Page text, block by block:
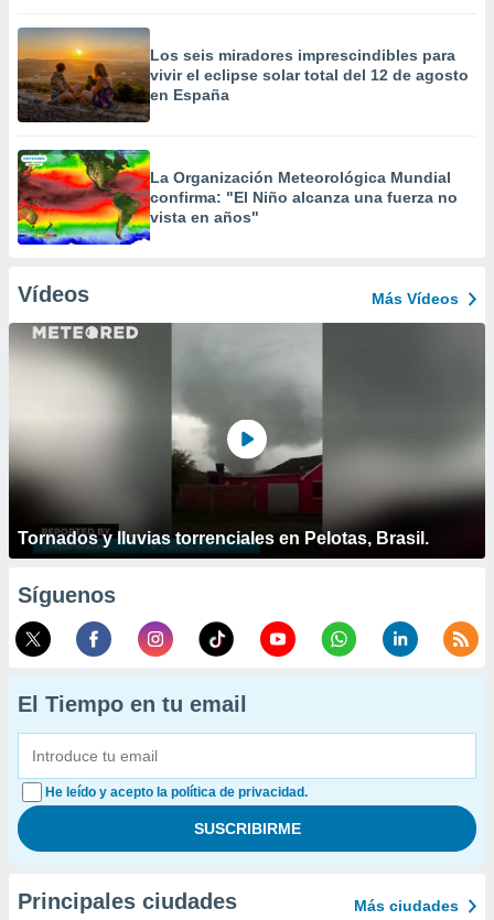
Los seis miradores imprescindibles para
vivir el eclipse solar total del 12 de agosto
en España
La Organización Meteorológica Mundial
confirma: "El Niño alcanza una fuerza no
vista en años"
Vídeos Más Vídeos
Tornados y lluvias torrenciales en Pelotas, Brasil.
Síguenos
El Tiempo en tu email
He leído y acepto la política de privacidad.
Principales ciudades Más ciudades